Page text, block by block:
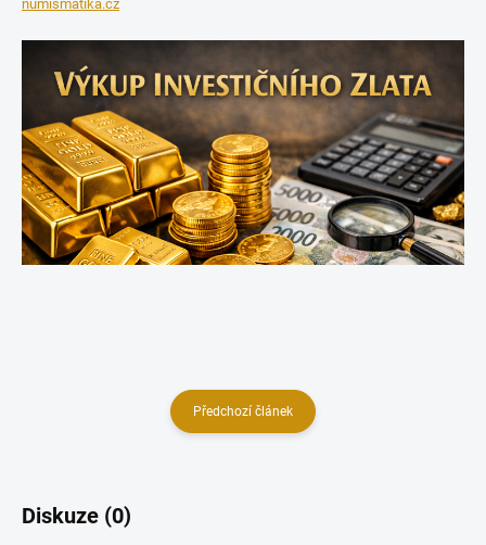
numismatika.cz
Předchozí článek
Diskuze (0)